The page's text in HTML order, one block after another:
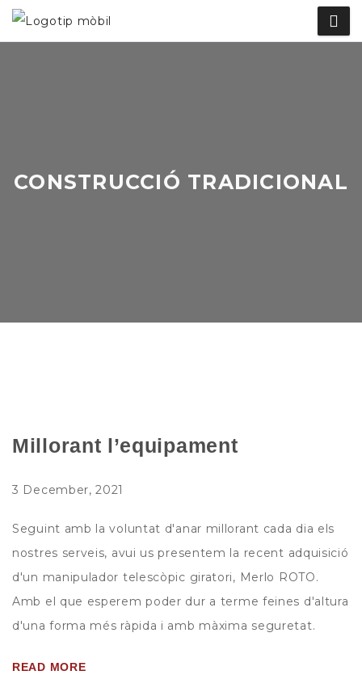
CONSTRUCCIÓ TRADICIONAL
Millorant l’equipament
3 December, 2021
Seguint amb la voluntat d'anar millorant cada dia els
nostres serveis, avui us presentem la recent adquisició
d'un manipulador telescòpic giratori, Merlo ROTO.
Amb el que esperem poder dur a terme feines d'altura
d'una forma més ràpida i amb màxima seguretat.
READ MORE